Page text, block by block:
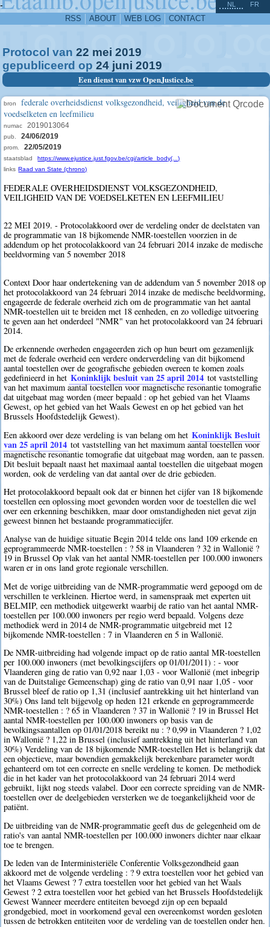
-
RSS ABOUT WEB LOG CONTACT
NL FR
Protocol van 22 mei 2019
gepubliceerd op 24 juni 2019
Een dienst van vzw OpenJustice.be
bron
federale overheidsdienst volksgezondheid, veiligheid van de
voedselketen en leefmilieu
numac 2019013064
pub. 24/06/2019
prom. 22/05/2019
staatsblad
https://www.ejustice.just.fgov.be/cgi/article_body(...)
links Raad van State (chrono)
FEDERALE OVERHEIDSDIENST VOLKSGEZONDHEID,
VEILIGHEID VAN DE VOEDSELKETEN EN LEEFMILIEU
22 MEI 2019. - Protocolakkoord over de verdeling onder de deelstaten van
de programmatie van 18 bijkomende NMR-toestellen voorzien in de
addendum op het protocolakkoord van 24 februari 2014 inzake de medische
beeldvorming van 5 november 2018
Context Door haar ondertekening van de addendum van 5 november 2018 op
het protocolakkoord van 24 februari 2014 inzake de medische beeldvorming,
engageerde de federale overheid zich om de programmatie van het aantal
NMR-toestellen uit te breiden met 18 eenheden, en zo volledige uitvoering
te geven aan het onderdeel "NMR" van het protocolakkoord van 24 februari
2014.
De erkennende overheden engageerden zich op hun beurt om gezamenlijk
met de federale overheid een verdere onderverdeling van dit bijkomend
aantal toestellen over de geografische gebieden overeen te komen zoals
gedefinieerd in het Koninklijk besluit van 25 april 2014 tot vaststelling
van het maximum aantal toestellen voor magnetische resonantie tomografie
dat uitgebaat mag worden (meer bepaald : op het gebied van het Vlaams
Gewest, op het gebied van het Waals Gewest en op het gebied van het
Brussels Hoofdstedelijk Gewest).
Een akkoord over deze verdeling is van belang om het Koninklijk Besluit
van 25 april 2014 tot vaststelling van het maximum aantal toestellen voor
magnetische resonantie tomografie dat uitgebaat mag worden, aan te passen.
Dit besluit bepaalt naast het maximaal aantal toestellen die uitgebaat mogen
worden, ook de verdeling van dat aantal over de drie gebieden.
Het protocolakkoord bepaalt ook dat er binnen het cijfer van 18 bijkomende
toestellen een oplossing moet gevonden worden voor de toestellen die wel
over een erkenning beschikken, maar door omstandigheden niet gevat zijn
geweest binnen het bestaande programmatiecijfer.
Analyse van de huidige situatie Begin 2014 telde ons land 109 erkende en
geprogrammeerde NMR-toestellen : ? 58 in Vlaanderen ? 32 in Wallonië ?
19 in Brussel Op vlak van het aantal NMR-toestellen per 100.000 inwoners
waren er in ons land grote regionale verschillen.
Met de vorige uitbreiding van de NMR-programmatie werd gepoogd om de
verschillen te verkleinen. Hiertoe werd, in samenspraak met experten uit
BELMIP, een methodiek uitgewerkt waarbij de ratio van het aantal NMR-
toestellen per 100.000 inwoners per regio werd bepaald. Volgens deze
methodiek werd in 2014 de NMR-programmatie uitgebreid met 12
bijkomende NMR-toestellen : 7 in Vlaanderen en 5 in Wallonië.
De NMR-uitbreiding had volgende impact op de ratio aantal MR-toestellen
per 100.000 inwoners (met bevolkingscijfers op 01/01/2011) : - voor
Vlaanderen ging de ratio van 0,92 naar 1,03 - voor Wallonië (met inbegrip
van de Duitstalige Gemeenschap) ging de ratio van 0,91 naar 1,05 - voor
Brussel bleef de ratio op 1,31 (inclusief aantrekking uit het hinterland van
30%) Ons land telt bijgevolg op heden 121 erkende en geprogrammeerde
NMR-toestellen : ? 65 in Vlaanderen ? 37 in Wallonië ? 19 in Brussel Het
aantal NMR-toestellen per 100.000 inwoners op basis van de
bevolkingsaantallen op 01/01/2018 bereikt nu : ? 0,99 in Vlaanderen ? 1,02
in Wallonië ? 1,22 in Brussel (inclusief aantrekking uit het hinterland van
30%) Verdeling van de 18 bijkomende NMR-toestellen Het is belangrijk dat
een objectieve, maar bovendien gemakkelijk berekenbare parameter wordt
gehanteerd om tot een correcte en snelle verdeling te komen. De methodiek
die in het kader van het protocolakkoord van 24 februari 2014 werd
gebruikt, lijkt nog steeds valabel. Door een correcte spreiding van de NMR-
toestellen over de deelgebieden versterken we de toegankelijkheid voor de
patiënt.
De uitbreiding van de NMR-programmatie geeft dus de gelegenheid om de
ratio's van aantal NMR-toestellen per 100.000 inwoners dichter naar elkaar
toe te brengen.
De leden van de Interministeriële Conferentie Volksgezondheid gaan
akkoord met de volgende verdeling : ? 9 extra toestellen voor het gebied van
het Vlaams Gewest ? 7 extra toestellen voor het gebied van het Waals
Gewest ? 2 extra toestellen voor het gebied van het Brussels Hoofdstedelijk
Gewest Wanneer meerdere entiteiten bevoegd zijn op een bepaald
grondgebied, moet in voorkomend geval een overeenkomst worden gesloten
tussen de betrokken entiteiten voor de verdeling van de toestellen onder hen.
^